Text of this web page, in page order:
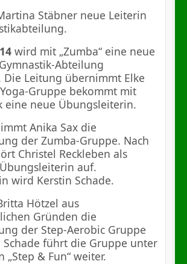
Stäbner neue Leiterin
wird mit „Zumba“ eine neue
Abteilung
Die Leitung übernimmt Elke
Gruppe bekommt mit
eine neue Übungsleiterin.
Anika Sax die
der Zumba-Gruppe. Nach
Christel Reckleben als
auf.
wird Kerstin Schade.
Hötzel aus
Gründen die
der Step-Aerobic Gruppe
Schade führt die Gruppe unter
„Step & Fun“ weiter.